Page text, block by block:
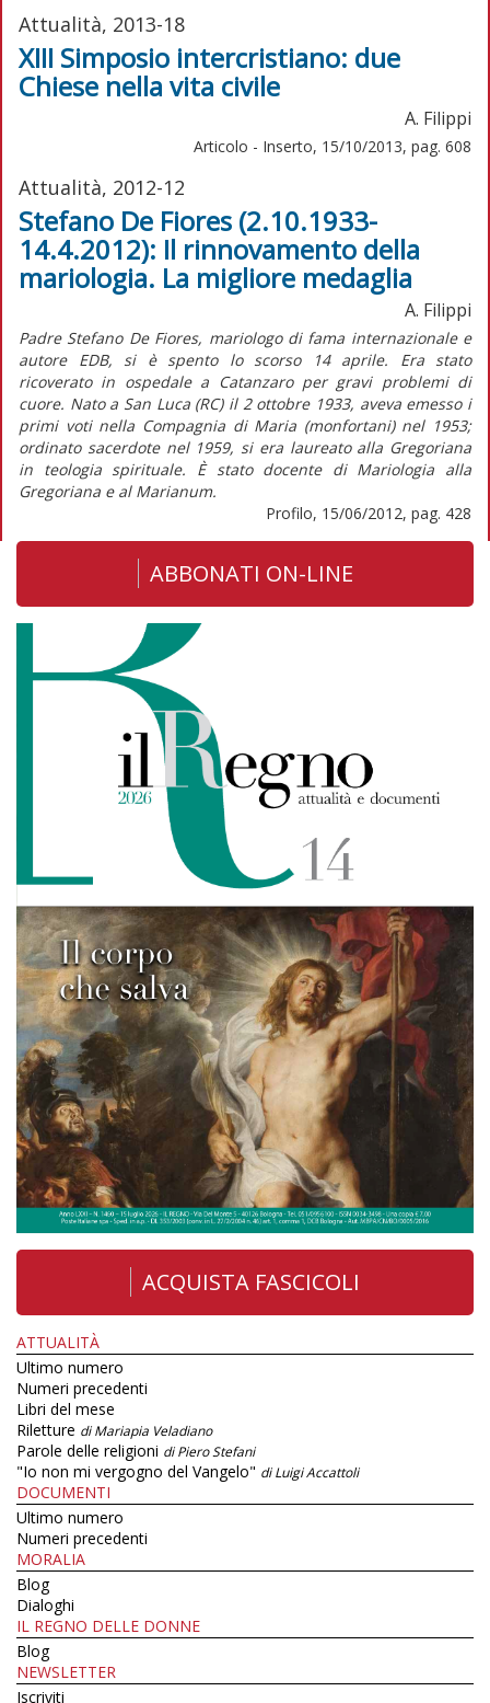
Attualità, 2013-18
XIII Simposio intercristiano: due
Chiese nella vita civile
A. Filippi
Articolo - Inserto, 15/10/2013, pag. 608
Attualità, 2012-12
Stefano De Fiores (2.10.1933-
14.4.2012): Il rinnovamento della
mariologia. La migliore medaglia
A. Filippi
Padre Stefano De Fiores, mariologo di fama internazionale e
autore EDB, si è spento lo scorso 14 aprile. Era stato
ricoverato in ospedale a Catanzaro per gravi problemi di
cuore. Nato a San Luca (RC) il 2 ottobre 1933, aveva emesso i
primi voti nella Compagnia di Maria (monfortani) nel 1953;
ordinato sacerdote nel 1959, si era laureato alla Gregoriana
in teologia spirituale. È stato docente di Mariologia alla
Gregoriana e al Marianum.
Profilo, 15/06/2012, pag. 428
ABBONATI ON-LINE
ACQUISTA FASCICOLI
ATTUALITÀ
Ultimo numero
Numeri precedenti
Libri del mese
Riletture di Mariapia Veladiano
Parole delle religioni di Piero Stefani
"Io non mi vergogno del Vangelo" di Luigi Accattoli
DOCUMENTI
Ultimo numero
Numeri precedenti
MORALIA
Blog
Dialoghi
IL REGNO DELLE DONNE
Blog
NEWSLETTER
Iscriviti